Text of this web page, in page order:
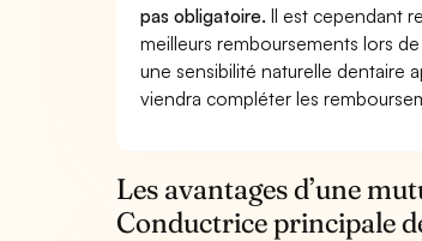
pas obligatoire.Il est cependant
meilleurs remboursements lors
une sensibilité naturelle dentaire
viendra compléter les
Les avantages d’une
Conductrice principale